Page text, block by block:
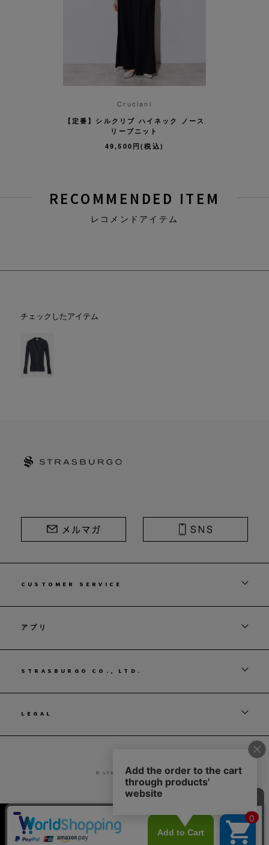
Cruciani
【定番】シルクリブ ハイネック ノース
リーブニット
49,500円(税込)
RECOMMENDED ITEM
レコメンドアイテム
チェックしたアイテム
CUSTOMER SERVICE
アプリ
STRASBURGO CO., LTD.
LEGAL
© STRASBURGO CO., LTD.